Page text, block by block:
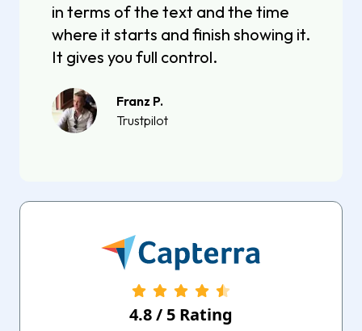
in terms of the text and the time
where it starts and finish showing it.
It gives you full control.
Franz P.
Trustpilot
4.8/ 5 Rating